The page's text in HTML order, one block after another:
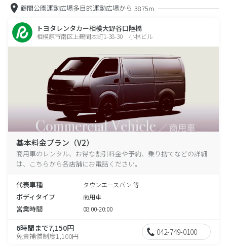
鶴間公園運動広場多目的運動広場から 3875m
トヨタレンタカー相模大野谷口陸橋
相模原市南区上鶴間本町1-38-30 小林ビル
基本料金プラン（V2）
商用車のレンタル、お得な割引料金や予約、乗り捨てなどの詳細
は、こちらから各店舗にお電話ください。
代表車種 タウンエースバン 等
ボディタイプ 商用車
営業時間 08:00-20:00
6時間まで7,150円
免責補償制度1,100円 042-749-0100